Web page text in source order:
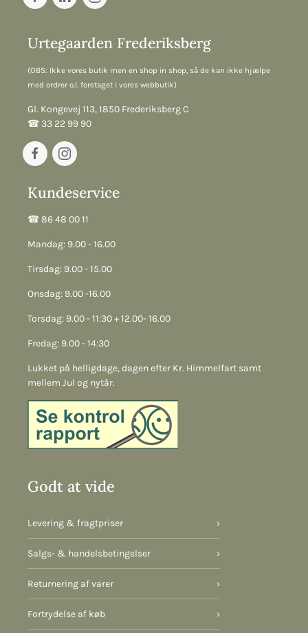
Urtegaarden Frederiksberg
(OBS: Ikke vores butik men en shop in shop, så de kan ikke hjælpe
med ordrer o.l. foretaget i vores webbutik)
Gl. Kongevej 113, 1850 Frederiksberg C
☎︎ 33 22 99 90
Kundeservice
☎︎ 86 48 00 11
Mandag: 9.00 - 16.00
Tirsdag: 9.00 - 15.00
Onsdag: 9.00 -16.00
Torsdag: 9.00 - 11:30 + 12.00- 16.00
Fredag: 9.00 - 14:30
Lukket på helligdage, dagen efter Kr. Himmelfart samt
mellem Jul og nytår.
Godt at vide
Levering & fragtpriser ›
Salgs- & handelsbetingelser ›
Returnering af varer ›
Fortrydelse af køb ›